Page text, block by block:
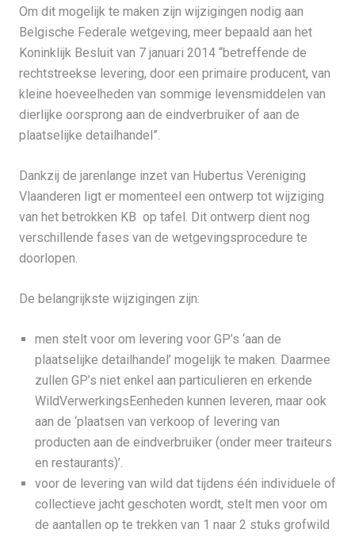
Om dit mogelijk te maken zijn wijzigingen nodig aan
Belgische Federale wetgeving, meer bepaald aan het
Koninklijk Besluit van 7 januari 2014 “betreffende de
rechtstreekse levering, door een primaire producent, van
kleine hoeveelheden van sommige levensmiddelen van
dierlijke oorsprong aan de eindverbruiker of aan de
plaatselijke detailhandel”.
Dankzij de jarenlange inzet van Hubertus Vereniging
Vlaanderen ligt er momenteel een ontwerp tot wijziging
van het betrokken KB op tafel. Dit ontwerp dient nog
verschillende fases van de wetgevingsprocedure te
doorlopen.
De belangrijkste wijzigingen zijn:
men stelt voor om levering voor GP’s ‘aan de
plaatselijke detailhandel’ mogelijk te maken. Daarmee
zullen GP’s niet enkel aan particulieren en erkende
WildVerwerkingsEenheden kunnen leveren, maar ook
aan de ‘plaatsen van verkoop of levering van
producten aan de eindverbruiker (onder meer traiteurs
en restaurants)’.
voor de levering van wild dat tijdens één individuele of
collectieve jacht geschoten wordt, stelt men voor om
de aantallen op te trekken van 1 naar 2 stuks grofwild